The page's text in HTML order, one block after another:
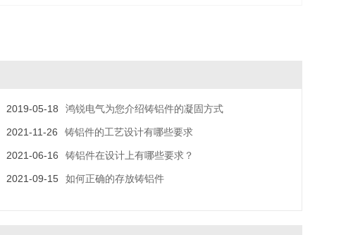
2019-05-18 鸿锐电气为您介绍铸铝件的凝固方式
2021-11-26 铸铝件的工艺设计有哪些要求
2021-06-16 铸铝件在设计上有哪些要求？
2021-09-15 如何正确的存放铸铝件